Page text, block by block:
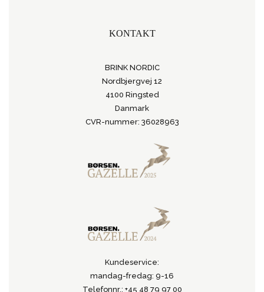
KONTAKT
BRINK NORDIC
Nordbjergvej 12
4100 Ringsted
Danmark
CVR-nummer: 36028963
Kundeservice:
mandag-fredag: 9-16
Telefonnr.: +45 48 79 97 00